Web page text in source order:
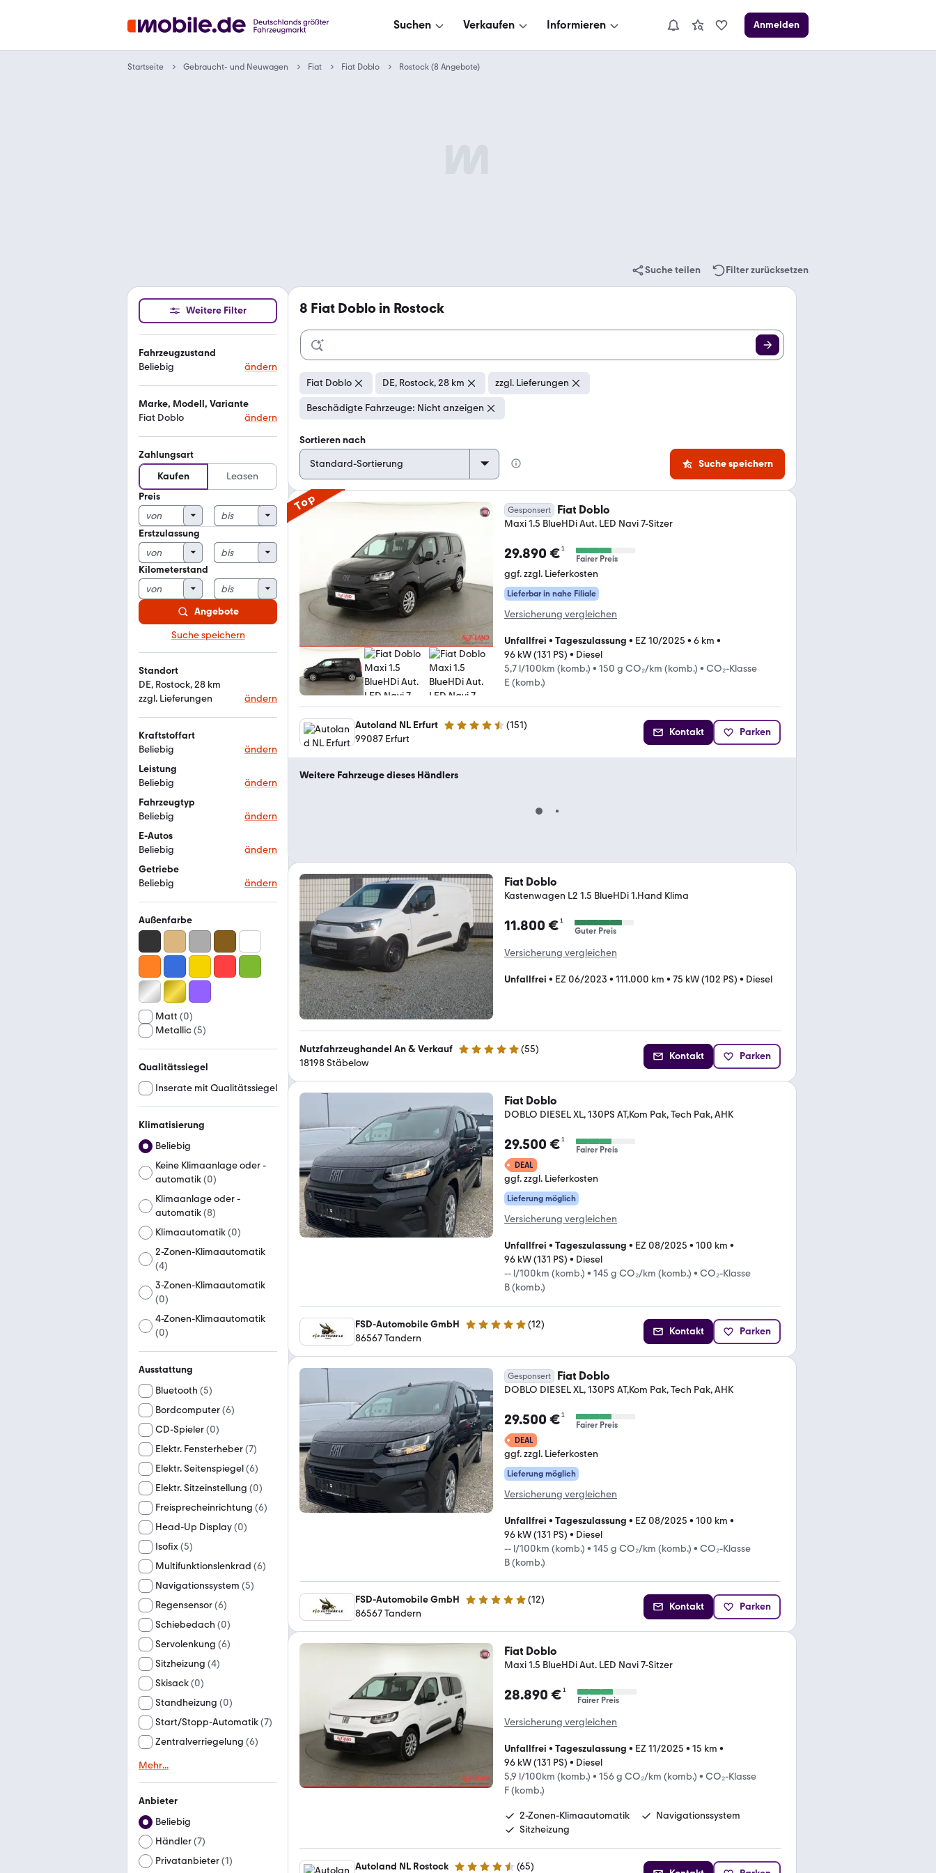
Suchen Verkaufen Informieren Anmelden
Startseite Gebraucht- und Neuwagen Fiat Fiat Doblo Rostock (8 Angebote)
Suche teilen Filter zurücksetzen
Weitere Filter
Fahrzeugzustand
Beliebig
ändern
Marke, Modell, Variante
Fiat Doblo
ändern
Zahlungsart
Kaufen
Leasen
Preis
Erstzulassung
Kilometerstand
Angebote
Suche speichern
Standort
DE, Rostock, 28 km
zzgl. Lieferungen
ändern
Kraftstoffart
Beliebig
ändern
Leistung
Beliebig
ändern
Fahrzeugtyp
Beliebig
ändern
E-Autos
Beliebig
ändern
Getriebe
Beliebig
ändern
Außenfarbe
Matt (0)
Metallic(5)
Qualitätssiegel
Inserate mit Qualitätssiegel
Klimatisierung
Beliebig
Keine Klimaanlage oder -
automatik(0)
Klimaanlage oder -
automatik(8)
Klimaautomatik(0)
2-Zonen-Klimaautomatik
(4)
3-Zonen-Klimaautomatik
(0)
4-Zonen-Klimaautomatik
(0)
Ausstattung
Bluetooth (5)
Bordcomputer(6)
CD-Spieler(0)
Elektr. Fensterheber(7)
Elektr. Seitenspiegel(6)
Elektr. Sitzeinstellung (0)
Freisprecheinrichtung (6)
Head-Up Display(0)
Isofix(5)
Multifunktionslenkrad (6)
Navigationssystem (5)
Regensensor(6)
Schiebedach (0)
Servolenkung (6)
Sitzheizung (4)
Skisack(0)
Standheizung (0)
Start/Stopp-Automatik(7)
Zentralverriegelung (6)
Mehr...
Anbieter
Beliebig
Händler(7)
Privatanbieter(1)
8 Fiat Doblo in Rostock
Fiat Doblo DE, Rostock, 28 km zzgl. Lieferungen
Beschädigte Fahrzeuge: Nicht anzeigen
Sortieren nach
Suche speichern
Top Gesponsert Fiat Doblo
Maxi 1.5 BlueHDi Aut. LED Navi 7-Sitzer
29.890 €¹
Fairer Preis
ggf. zzgl. Lieferkosten
Lieferbar in nahe Filiale
Versicherung vergleichen
Unfallfrei • Tageszulassung • EZ 10/2025 • 6 km •
96 kW (131 PS) • Diesel
5,7 l/100km (komb.) • 150 g CO₂/km (komb.) • CO₂-Klasse
E (komb.)
Autoland NL Erfurt 4.5 Sterne (151)
99087 Erfurt
Kontakt Parken
Weitere Fahrzeuge dieses Händlers
Fiat Doblo
Kastenwagen L2 1.5 BlueHDi 1.Hand Klima
11.800 €¹
Guter Preis
Versicherung vergleichen
Unfallfrei • EZ 06/2023 • 111.000 km • 75 kW (102 PS) • Diesel
Nutzfahrzeughandel An & Verkauf 5 Sterne (55)
18198 Stäbelow
Kontakt Parken
Fiat Doblo
DOBLO DIESEL XL, 130PS AT,Kom Pak, Tech Pak, AHK
29.500 €¹
Fairer Preis
DEAL
ggf. zzgl. Lieferkosten
Lieferung möglich
Versicherung vergleichen
Unfallfrei • Tageszulassung • EZ 08/2025 • 100 km •
96 kW (131 PS) • Diesel
-- l/100km (komb.) • 145 g CO₂/km (komb.) • CO₂-Klasse
B (komb.)
FSD-Automobile GmbH 4.8 Sterne (12)
86567 Tandern
Kontakt Parken
Gesponsert Fiat Doblo
DOBLO DIESEL XL, 130PS AT,Kom Pak, Tech Pak, AHK
29.500 €¹
Fairer Preis
DEAL
ggf. zzgl. Lieferkosten
Lieferung möglich
Versicherung vergleichen
Unfallfrei • Tageszulassung • EZ 08/2025 • 100 km •
96 kW (131 PS) • Diesel
-- l/100km (komb.) • 145 g CO₂/km (komb.) • CO₂-Klasse
B (komb.)
FSD-Automobile GmbH 4.8 Sterne (12)
86567 Tandern
Kontakt Parken
Fiat Doblo
Maxi 1.5 BlueHDi Aut. LED Navi 7-Sitzer
28.890 €¹
Fairer Preis
Versicherung vergleichen
Unfallfrei • Tageszulassung • EZ 11/2025 • 15 km •
96 kW (131 PS) • Diesel
5,9 l/100km (komb.) • 156 g CO₂/km (komb.) • CO₂-Klasse
F (komb.)
2-Zonen-Klimaautomatik
Navigationssystem
Sitzheizung
Autoland NL Rostock (65)